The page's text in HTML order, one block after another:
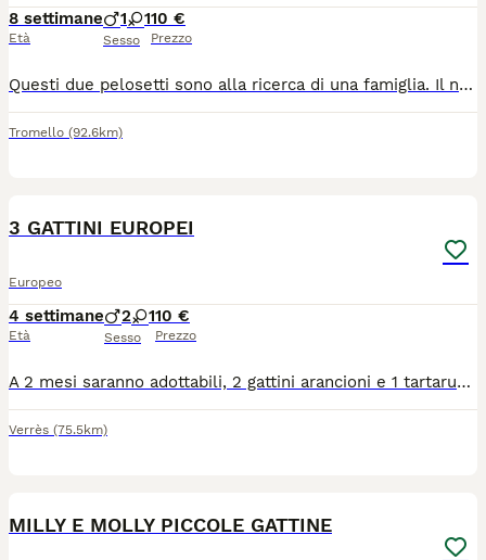
8 settimane
Età
1 1
Sesso
10 €
Prezzo
Questi due pelosetti sono alla ricerca di una famiglia. Il nero e una femminuccia, il bianco con occhi azzurri e un maschietto. Sono stati gia spulciati e sverminati, mangiano da soli e usano benissimo la lettiera. I gattini si trovano a Dorno in provincia di Pavia. Per chi fosse interessato mi contatti al cellulare o via WhatsApp, Nicoletta 3338361639
Tromello (92.6km)
3 GATTINI EUROPEI
Europeo
4 settimane
Età
2 1
Sesso
10 €
Prezzo
A 2 mesi saranno adottabili, 2 gattini arancioni e 1 tartarugata Solo persone veramente amanti. animali, con balcone in sicurezza e solo in appartamento Obbligo futura sterilizzazione Bassa valle d'aosta
Verrès (75.5km)
MILLY E MOLLY PICCOLE GATTINE